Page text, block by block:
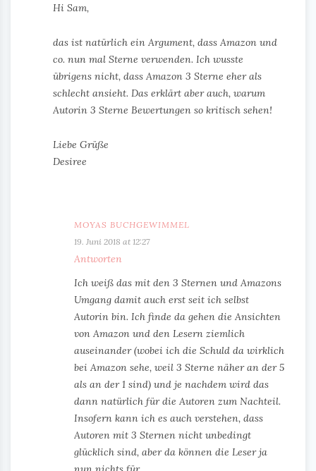
Hi Sam,
das ist natürlich ein Argument, dass Amazon und
co. nun mal Sterne verwenden. Ich wusste
übrigens nicht, dass Amazon 3 Sterne eher als
schlecht ansieht. Das erklärt aber auch, warum
Autorin 3 Sterne Bewertungen so kritisch sehen!
Liebe Grüße
Desiree
MOYAS BUCHGEWIMMEL
19. Juni 2018 at 12:27
Antworten
Ich weiß das mit den 3 Sternen und Amazons
Umgang damit auch erst seit ich selbst
Autorin bin. Ich finde da gehen die Ansichten
von Amazon und den Lesern ziemlich
auseinander (wobei ich die Schuld da wirklich
bei Amazon sehe, weil 3 Sterne näher an der 5
als an der 1 sind) und je nachdem wird das
dann natürlich für die Autoren zum Nachteil.
Insofern kann ich es auch verstehen, dass
Autoren mit 3 Sternen nicht unbedingt
glücklich sind, aber da können die Leser ja